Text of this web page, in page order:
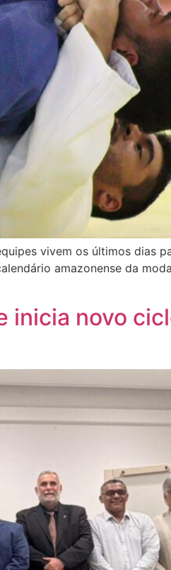
vivem os últimos dias
amazonense da
inicia novo